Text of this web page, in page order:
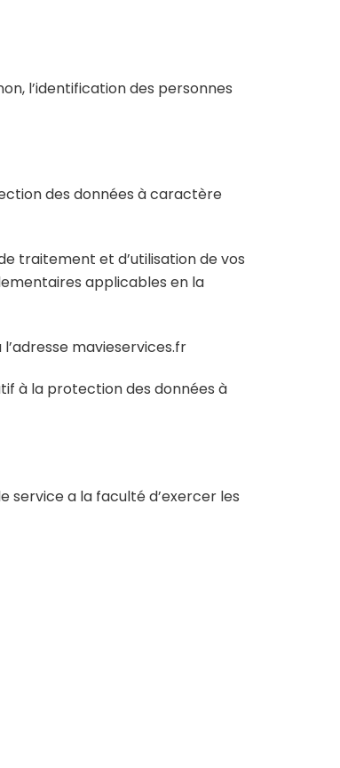
l’identification des personnes
des données à caractère
traitement et d’utilisation de vos
applicables en la
mavieservices.fr
à la protection des données à
service a la faculté d’exercer les